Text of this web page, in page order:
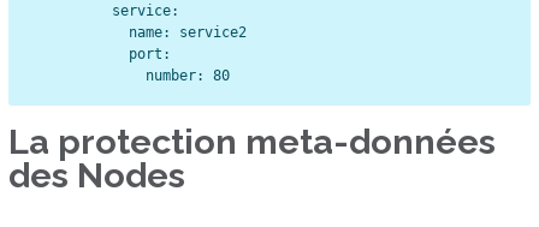
          service:
            name: service2
            port:
La protection meta-données
des Nodes